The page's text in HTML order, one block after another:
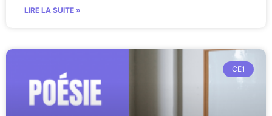
LIRE LA SUITE »
CE1